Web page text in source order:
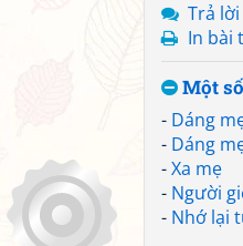
Trả lời
In bài
Một
- Dáng
- Dáng
-Xa mẹ
- Người
- Nhớ lại